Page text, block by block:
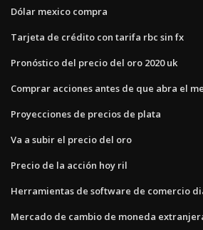
Dólar mexico compra
Tarjeta de crédito con tarifa rbc sin fx
Pronóstico del precio del oro 2020 uk
Comprar acciones antes de que abra el
Proyecciones de precios de plata
Va a subir el precio del oro
Precio de la acción hoy ril
Herramientas de software de comercio
Mercado de cambio de moneda